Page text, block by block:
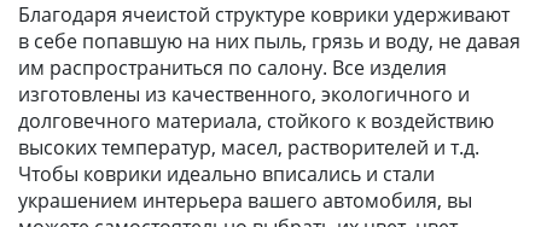
Благодаря ячеистой структуре коврики удерживают
в себе попавшую на них пыль, грязь и воду, не давая
им распространиться по салону. Все изделия
изготовлены из качественного, экологичного и
долговечного материала, стойкого к воздействию
высоких температур, масел, растворителей и т.д.
Чтобы коврики идеально вписались и стали
украшением интерьера вашего автомобиля, вы